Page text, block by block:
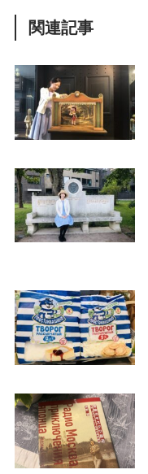
関連記事